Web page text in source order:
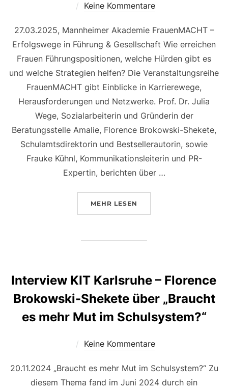
Keine Kommentare
27.03.2025, Mannheimer Akademie FrauenMACHT –
Erfolgswege in Führung & Gesellschaft Wie erreichen
Frauen Führungspositionen, welche Hürden gibt es
und welche Strategien helfen? Die Veranstaltungsreihe
FrauenMACHT gibt Einblicke in Karrierewege,
Herausforderungen und Netzwerke. Prof. Dr. Julia
Wege, Sozialarbeiterin und Gründerin der
Beratungsstelle Amalie, Florence Brokowski-Shekete,
Schulamtsdirektorin und Bestsellerautorin, sowie
Frauke Kühnl, Kommunikationsleiterin und PR-
Expertin, berichten über …
MEHR LESEN
Interview KIT Karlsruhe – Florence
Brokowski-Shekete über „Braucht
es mehr Mut im Schulsystem?“
Keine Kommentare
20.11.2024 „Braucht es mehr Mut im Schulsystem?“ Zu
diesem Thema fand im Juni 2024 durch ein